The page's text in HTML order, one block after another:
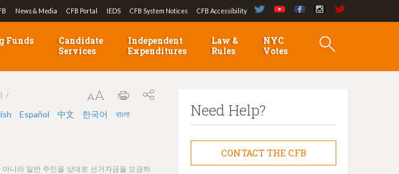
News & Media CFB Portal IEDS CFB System Notices CFB Accessibility
Funds
Candidate
Services
Independent
Expenditures
Law &
Rules
NYC
Votes
Español 中文 한국어 বাংলা
니라 일반 주민을 상대로 선거자금을 모금하
Need Help?
CONTACT THE CFB